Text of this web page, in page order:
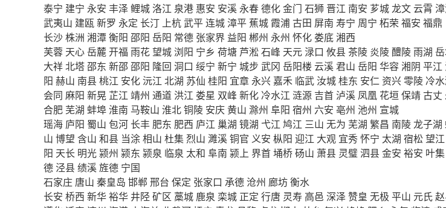
泰宁 建宁 永安 丰泽鲤城洛江 泉港 惠安 安溪 永春德化金门 石狮 晋江 南安 芗城龙文 云霄
武夷山 建瓯新罗 永定 长汀 上杭武平连城 漳平 蕉城 霞浦古田 屏南 寿宁 周宁 柘荣 福安 福鼎
长沙株洲 湘潭衡阳 邵阳 岳阳 常德 张家界 益阳 郴州 永州 怀化 娄底湘西
芙蓉 天心岳麓开福 雨花望城 浏阳 宁乡 荷塘 芦淞石峰 天元 渌口 攸县茶陵 炎陵醴陵雨湖
大祥北塔邵东 新邵邵阳 隆回 洞口 绥宁 新宁 城步 武冈 岳阳楼 云溪君山 岳阳 华容湘阴 平江
阳 赫山 南县桃江 安化沅江 北湖 苏仙 桂阳 宜章 永兴 嘉禾 临武 汝城桂东 安仁 资兴零陵 冷
会同 麻阳 新晃 芷江 靖州 通道 洪江 娄星 双峰 新化 冷水江 涟源 吉首 泸溪 凤凰 花垣保靖古丈
合肥 芜湖 蚌埠淮南 马鞍山 淮北铜陵 安庆黄山 滁州 阜阳 宿州 六安 亳州 池州 宣城
瑶海 庐阳 蜀山 包河 长丰 肥东 肥西 庐江 巢湖 镜湖 弋江 鸠江 三山 无为 芜湖 繁昌 南陵龙子湖
山 博望 含山 和县 当涂相山 杜集 烈山 濉溪铜官 义安 枞阳 迎江 大观 宜秀怀宁 太湖 宿松 望江
阳 天长 明光颍州 颍东 颍泉 临泉 太和 阜南 颍上 界首埇桥砀山 萧县 灵璧泗县金安 裕安 叶集
德 泾县绩溪旌德 宁国
石家庄 唐山 秦皇岛 邯郸 邢台 保定 张家口 承德 沧州 廊坊衡水
长安 桥西 新华裕华 井陉矿区 藁城 鹿泉 栾城 正定 行唐 灵寿 高邑 深泽 赞皇 无极 平山 元氏